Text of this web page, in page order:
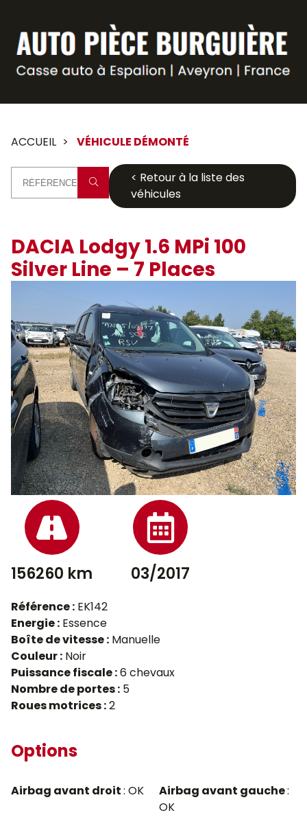
ACCUEIL VÉHICULE DÉMONTÉ
< Retour à la liste des
véhicules
DACIA Lodgy 1.6 MPi 100
Silver Line – 7 Places
156260 km 03/2017
Référence : EK142
Energie : Essence
Boîte de vitesse : Manuelle
Couleur : Noir
Puissance fiscale :6 chevaux
Nombre de portes : 5
Roues motrices :2
Options
Airbag avant droit: OK Airbag avant gauche:
OK